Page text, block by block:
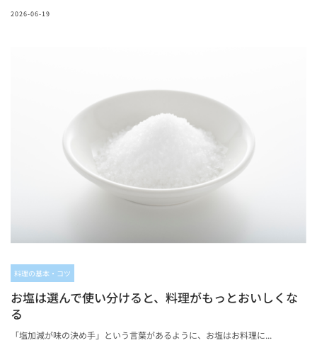
2026-06-19
料理の基本・コツ
お塩は選んで使い分けると、料理がもっとおいしくな
る
「塩加減が味の決め手」という言葉があるように、お塩はお料理に...